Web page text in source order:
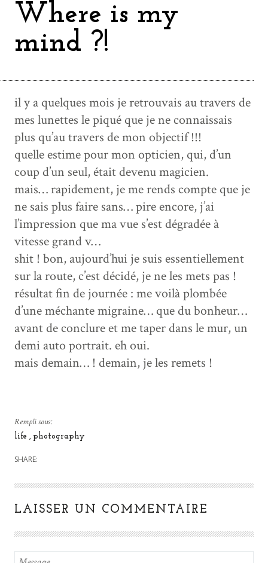
Where is my
mind ?!
il y a quelques mois je retrouvais au travers de
mes lunettes le piqué que je ne connaissais
plus qu’au travers de mon objectif !!!
quelle estime pour mon opticien, qui, d’un
coup d’un seul, était devenu magicien.
mais… rapidement, je me rends compte que je
ne sais plus faire sans… pire encore, j’ai
l’impression que ma vue s’est dégradée à
vitesse grand v…
shit ! bon, aujourd’hui je suis essentiellement
sur la route, c’est décidé, je ne les mets pas !
résultat fin de journée : me voilà plombée
d’une méchante migraine… que du bonheur…
avant de conclure et me taper dans le mur, un
demi auto portrait. eh oui.
mais demain… ! demain, je les remets !
Rempli sous:
life photography
SHARE:
LAISSER UN COMMENTAIRE